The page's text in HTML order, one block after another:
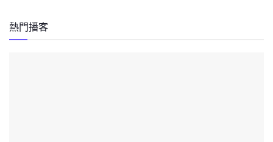
熱門播客